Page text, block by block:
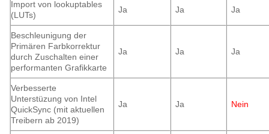
Import von lookuptables
(LUTs)
Ja Ja Ja
Beschleunigung der
Primären Farbkorrektur
durch Zuschalten einer
performanten Grafikkarte
Ja Ja Ja
Verbesserte
Unterstüzung von Intel
QuickSync (mit aktuellen
Treibern ab 2019)
Ja Ja Nein